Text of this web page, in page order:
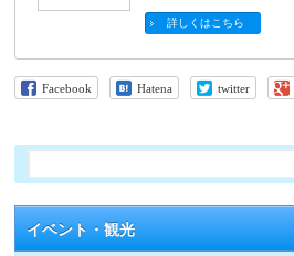
詳しくはこちら
Facebook Hatena twitter
イベント・観光